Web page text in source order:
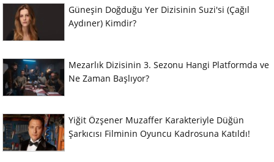
Güneşin Doğduğu Yer Dizisinin Suzi'si (Çağıl
Aydıner) Kimdir?
Mezarlık Dizisinin 3. Sezonu Hangi Platformda ve
Ne Zaman Başlıyor?
Yiğit Özşener Muzaffer Karakteriyle Düğün
Şarkıcısı Filminin Oyuncu Kadrosuna Katıldı!